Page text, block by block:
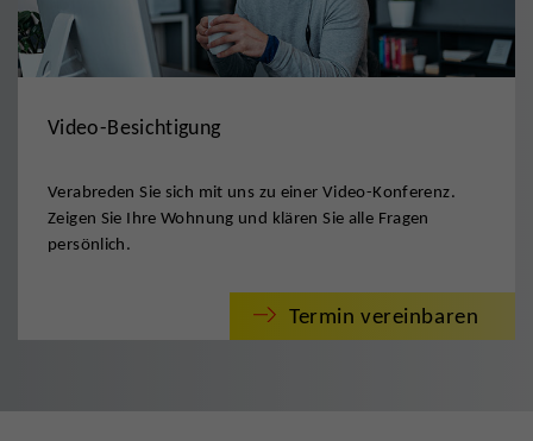
Video-Besichtigung
Verabreden Sie sich mit uns zu einer Video-Konferenz.
Zeigen Sie Ihre Wohnung und klären Sie alle Fragen
persönlich.
Termin vereinbaren